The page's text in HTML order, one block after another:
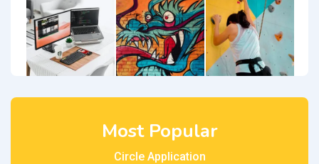
Most Popular
Circle Application